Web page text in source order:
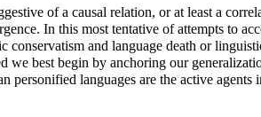
of a causal relation, or at least a
In this most tentative of attempts to
and language death or
we best begin by anchoring our
personified languages are the active agents